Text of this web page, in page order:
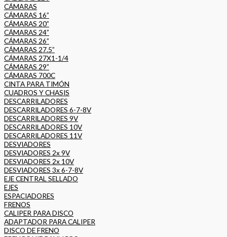
CÁMARAS
CÁMARAS 16”
CÁMARAS 20”
CÁMARAS 24”
CÁMARAS 26”
CÁMARAS 27.5”
CÁMARAS 27X1-1/4
CÁMARAS 29”
CÁMARAS 700C
CINTA PARA TIMÓN
CUADROS Y CHASIS
DESCARRILADORES
DESCARRILADORES 6-7-8V
DESCARRILADORES 9V
DESCARRILADORES 10V
DESCARRILADORES 11V
DESVIADORES
DESVIADORES 2x 9V
DESVIADORES 2x 10V
DESVIADORES 3x 6-7-8V
EJE CENTRAL SELLADO
EJES
ESPACIADORES
FRENOS
CALIPER PARA DISCO
ADAPTADOR PARA CALIPER
DISCO DE FRENO